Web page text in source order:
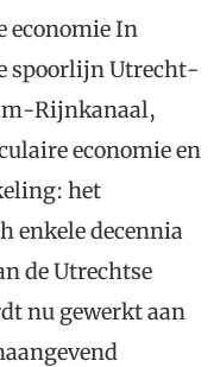
economie In
spoorlijn Utrecht-
Rijnkanaal,
economie en
het
enkele decennia
de Utrechtse
nu gewerkt aan